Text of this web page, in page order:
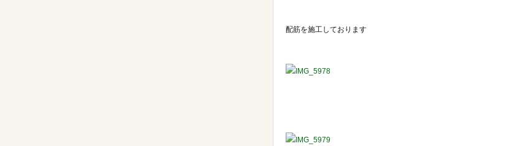
配筋を施工しております